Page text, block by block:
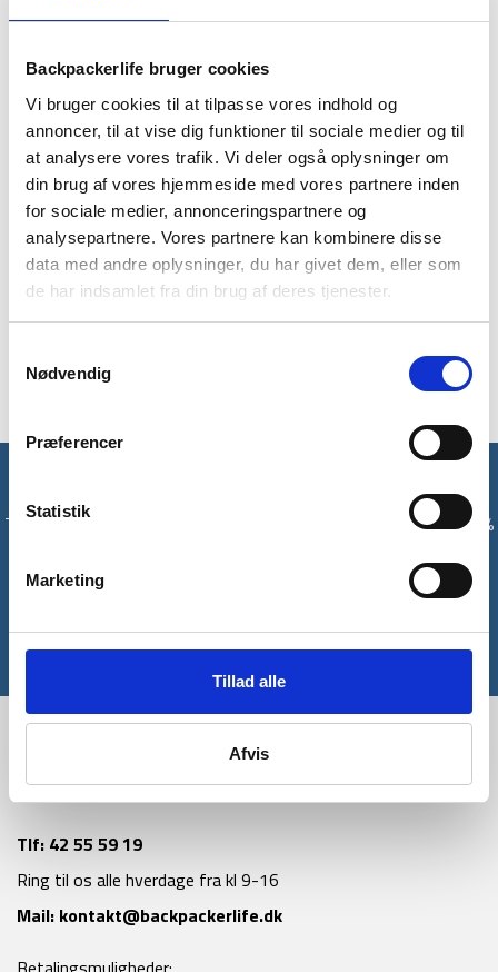
Backpackerlife bruger cookies
Vi bruger cookies til at tilpasse vores indhold og
annoncer, til at vise dig funktioner til sociale medier og til
at analysere vores trafik. Vi deler også oplysninger om
din brug af vores hjemmeside med vores partnere inden
for sociale medier, annonceringspartnere og
analysepartnere. Vores partnere kan kombinere disse
data med andre oplysninger, du har givet dem, eller som
de har indsamlet fra din brug af deres tjenester.
Nødvendig
Præferencer
Statistik
Marketing
Tillad alle
Afvis
BESKRIVELSE BRAND FAQ
Denne drikkeblære er fra amerikanske Camelbak, som er
verdenskendte for deres drikkesystemer. Camelbak Crus
Reservoir er en 1,5 liters drikkeblære, som er lavet i et nyt
design der sikre 20% større vand-flow ved hver tår. Derudover
kommer drikkeblæren med en vandtæt on/off drikke-valve,
som minimerer spild.
Drikkeblæren gør det nemt at opbevare og drikke vand på din
tur – blæren bæres i rygsækken, hvortil du blot trækker
drikkeslangen op til munden. Slangen har hertil en bideventil,
er lavet i BPA-fri polyuretan.
Tilmeld dig vores nyhedsbrev og modtag med det samme en 10%
Tlf: 42 55 59 19
Ring til os alle hverdage fra kl 9-16
Mail: kontakt@backpackerlife.dk